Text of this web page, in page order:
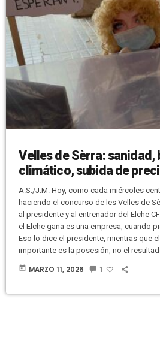
Velles de Sèrra: sanidad,
climático, subida de
A.S./J.M. Hoy, como cada miércoles
haciendo el concurso de les Velles de
al presidente y al entrenador del Elche
el Elche gana es una empresa, cuando
Eso lo dice el presidente, mientras que
importante es la posesión, no el
today MARZO 11, 2026 1